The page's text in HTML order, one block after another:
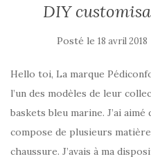
DIY
Posté le 18 avril 2018
Hello toi, La marque
l’un des modèles de leur
baskets bleu marine. J’ai
compose de plusieurs
chaussure. J’avais à ma